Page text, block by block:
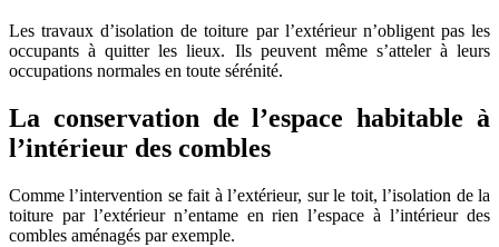
Les travaux d’isolation de toiture par l’extérieur n’obligent pas les
occupants à quitter les lieux. Ils peuvent même s’atteler à leurs
occupations normales en toute sérénité.
La conservation de l’espace habitable à
l’intérieur des combles
Comme l’intervention se fait à l’extérieur, sur le toit, l’isolation de la
toiture par l’extérieur n’entame en rien l’espace à l’intérieur des
combles aménagés par exemple.